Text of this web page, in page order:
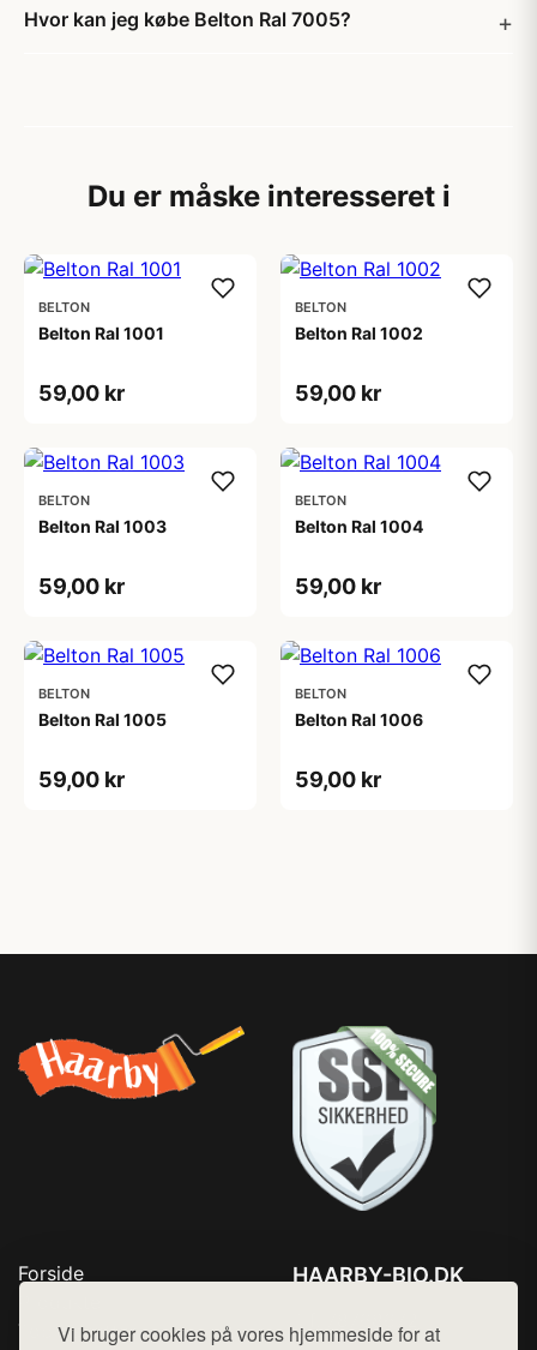
Vi bruger cookies på vores hjemmeside for at
Hvor kan jeg købe Belton Ral 7005?
Du er måske interesseret i
BELTON
Belton Ral 1001
59,00 kr
BELTON
Belton Ral 1002
59,00 kr
BELTON
Belton Ral 1003
59,00 kr
BELTON
Belton Ral 1004
59,00 kr
BELTON
Belton Ral 1005
59,00 kr
BELTON
Belton Ral 1006
59,00 kr
Forside
Top Rabatter
HAARBY-BIO.DK